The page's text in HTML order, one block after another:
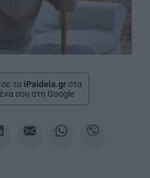
το iPaideia.gr στα
σου στη Google